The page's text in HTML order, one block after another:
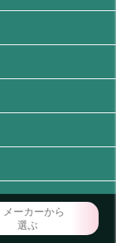
メーカーから
選ぶ